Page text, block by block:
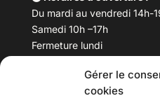
Gérer le
cookies
Du mardi au vendredi 14h-
Samedi 10h –17h
Fermeture lundi
Téléphone : 04 78 53